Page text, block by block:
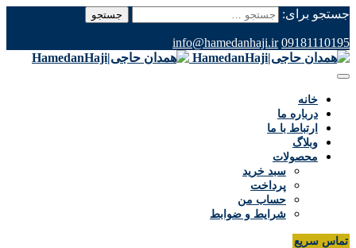
جستجو برای:
09181110195
info@hamedanhaji.ir
خانه
درباره ما
ارتباط با ما
وبلاگ
محصولات
سبد خرید
پرداخت
حساب من
شرایط و ضوابط
تماس سریع